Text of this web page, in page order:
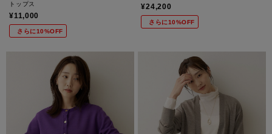
トップス
¥11,000
さらに10%OFF
¥24,200
さらに10%OFF